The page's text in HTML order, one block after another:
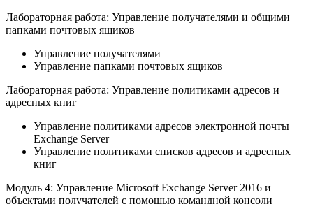
Лабораторная работа: Управление получателями и общими
папками почтовых ящиков
Управление получателями
Управление папками почтовых ящиков
Лабораторная работа: Управление политиками адресов и
адресных книг
Управление политиками адресов электронной почты
Exchange Server
Управление политиками списков адресов и адресных
книг
Модуль 4: Управление Microsoft Exchange Server 2016 и
объектами получателей с помощью командной консоли